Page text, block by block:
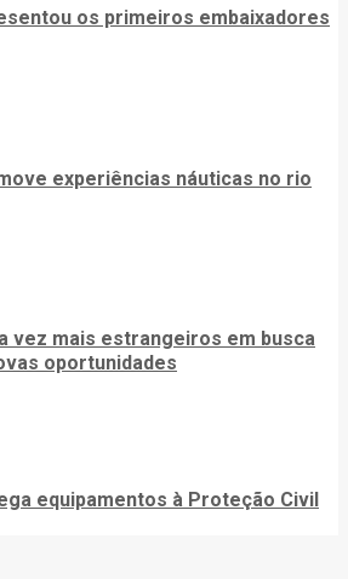
os primeiros embaixadores
experiências náuticas no rio
vez mais estrangeiros em busca
oportunidades
equipamentos à Proteção Civil